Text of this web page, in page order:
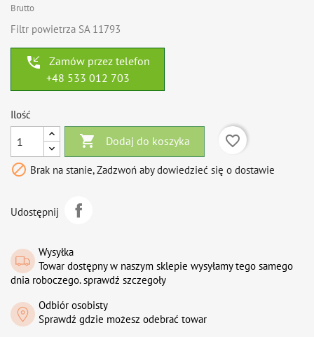
Brutto
Filtr powietrza SA 11793
phone_callback
Zamów przez telefon
+48 533 012 703
Ilość
 Dodaj do koszyka
favorite_border
 Brak na stanie, Zadzwoń aby dowiedzieć się o dostawie
Udostępnij
Wysyłka
Towar dostępny w naszym sklepie wysyłamy tego samego
dnia roboczego. sprawdź szczegoły
Odbiór osobisty
Sprawdź gdzie możesz odebrać towar